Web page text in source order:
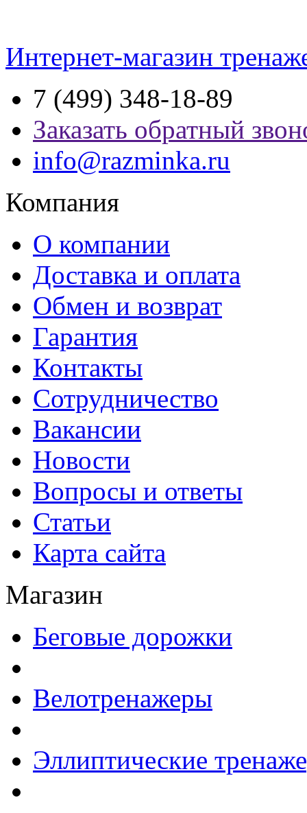
Интернет-магазин
7 (499) 348-18-89
Заказать обратный
info@razminka.ru
Компания
О компании
Доставка и оплата
Обмен и возврат
Гарантия
Контакты
Сотрудничество
Вакансии
Новости
Вопросы и ответы
Статьи
Карта сайта
Магазин
Беговые дорожки
Велотренажеры
Эллиптические